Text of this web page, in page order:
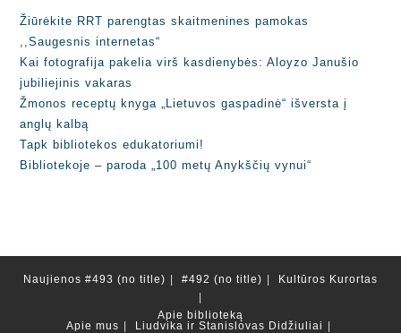
Žiūrėkite RRT parengtas skaitmenines pamokas
,,Saugesnis internetas“
Kai fotografija pakelia virš kasdienybės: Aloyzo Janušio
jubiliejinis vakaras
Žmonos receptų knyga „Lietuvos gaspadinė“ išversta į
anglų kalbą
Tapk bibliotekos edukatoriumi!
Bibliotekoje – paroda „100 metų Anykščių vynui“
Naujienos #493 (no title) #492 (no title) Kultūros Kurortas
Apie biblioteką
Apie mus
Liudvika ir Stanislovas Didžiuliai